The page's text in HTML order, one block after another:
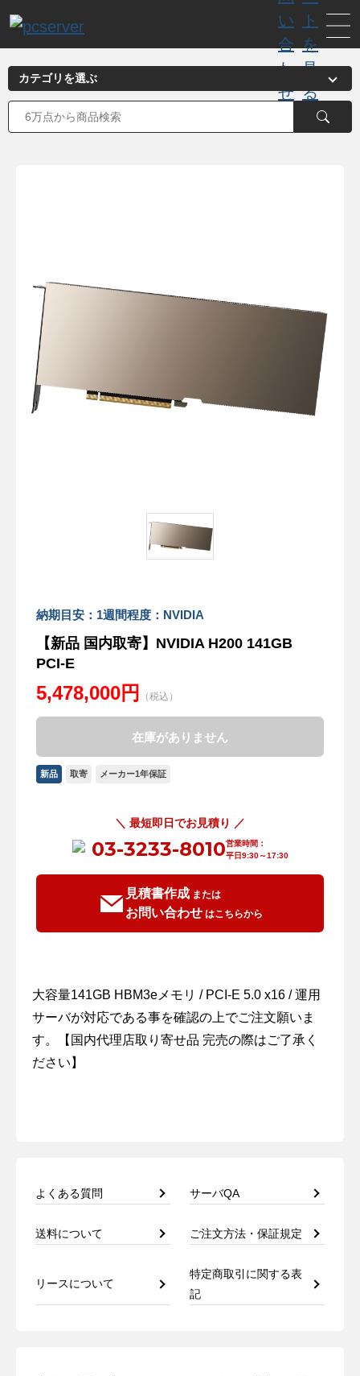
納期目安：1週間程度：NVIDIA
【新品 国内取寄】NVIDIA H200 141GB
PCI-E
5,478,000円 （税込）
在庫がありません
新品 取寄 メーカー1年保証
＼ 最短即日でお見積り ／
03-3233-8010営業時間：
平日9:30～17:30
見積書作成または
お問い合わせはこちらから
大容量141GB HBM3eメモリ / PCI-E 5.0 x16 / 運用
サーバが対応である事を確認の上でご注文願いま
す。【国内代理店取り寄せ品 完売の際はご了承く
ださい】
よくある質問 サーバQA
送料について ご注文方法・保証規定
リースについて
特定商取引に関する表
記